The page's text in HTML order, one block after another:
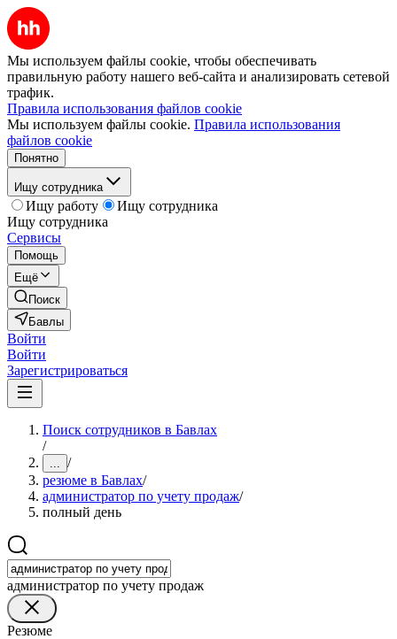
Мы используем файлы cookie, чтобы обеспечивать
правильную работу нашего веб-сайта и анализировать сетевой
трафик.
Правила использования файлов cookie
Мы используем файлы cookie. Правила использования
файлов cookie
Понятно
Ищу сотрудника
Ищу работу
Ищу сотрудника
Ищу сотрудника
Сервисы
Помощь
Ещё
Поиск
Бавлы
Войти
Войти
Зарегистрироваться
Поиск сотрудников в Бавлах
/
... /
резюме в Бавлах/
администратор по учету продаж/
полный день
администратор по учету продаж
Резюме